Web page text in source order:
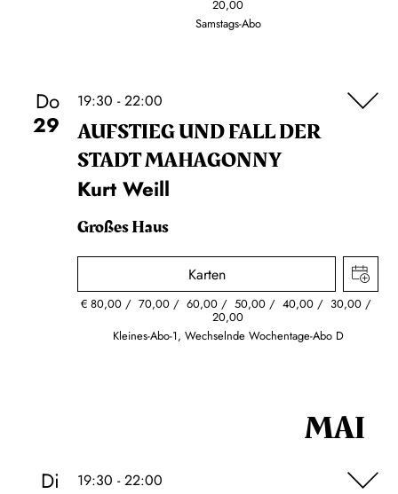
20,00
Samstags-Abo
Do
29
19:30 - 22:00
AUFSTIEG UND FALL DER
STADT MAHAGONNY
Kurt Weill
Großes Haus
Karten
€80,00 70,00 60,00 50,00 40,00 30,00
20,00
Kleines-Abo-1, Wechselnde Wochentage-Abo D
MAI
Di
19:30 - 22:00